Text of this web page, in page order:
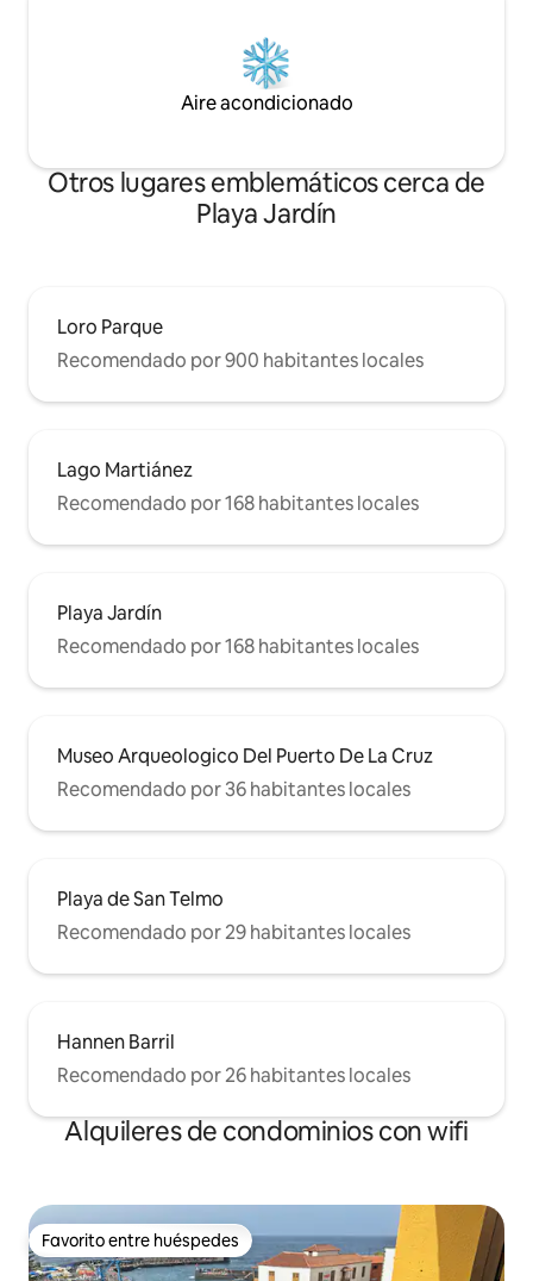
Aire acondicionado
Otros lugares emblemáticos cerca de
Playa Jardín
Loro Parque
Recomendado por 900 habitantes locales
Lago Martiánez
Recomendado por 168 habitantes locales
Playa Jardín
Recomendado por 168 habitantes locales
Museo Arqueologico Del Puerto De La Cruz
Recomendado por 36 habitantes locales
Playa de San Telmo
Recomendado por 29 habitantes locales
Hannen Barril
Recomendado por 26 habitantes locales
Alquileres de condominios con wifi
Favorito entre huéspedes
Favorito entre huéspedes